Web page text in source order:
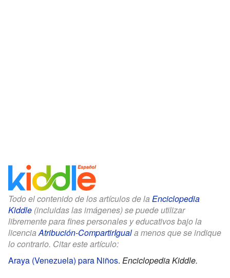
Todo el contenido de los artículos de la Enciclopedia
Kiddle (incluidas las imágenes) se puede utilizar
libremente para fines personales y educativos bajo la
licenciaAtribución-CompartirIguala menos que se indique
lo contrario. Citar este artículo:
Araya (Venezuela) para Niños. Enciclopedia Kiddle.